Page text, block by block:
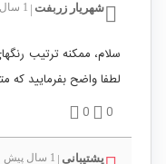
شهریار زربفت 1 سال پیش
سلام، ممکنه ترتیب
لطفا واضح بفرمایید که
0
0
پشتیبانی 1 سال پیش